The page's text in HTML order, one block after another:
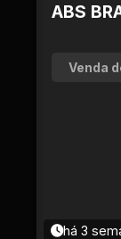
ABS
Venda
há 3